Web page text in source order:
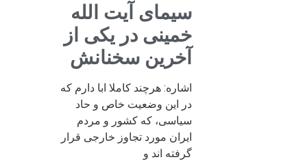
سیمای آیت الله
خمینی در یکی از
آخرین سخنانش
اشاره: هرچند کاملا ابا دارم که
در این وضعیت خاص و حاد
سیاسی، که کشور و مردم
ایران مورد تجاوز خارجی قرار
گرفته اند و